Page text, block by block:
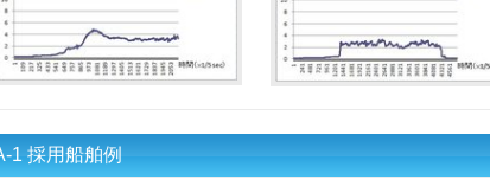
1 採用船舶例